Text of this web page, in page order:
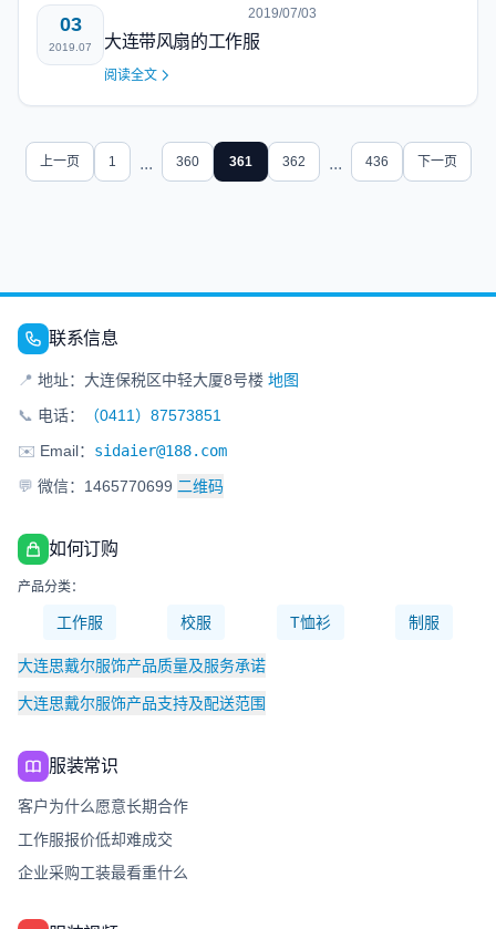
03
2019.07
2019/07/03
大连带风扇的工作服
阅读全文
上一页 1 ... 360 361 362 ... 436 下一页
联系信息
📍 地址：大连保税区中轻大厦8号楼 地图
📞 电话：
（0411）87573851
✉️ Email： sidaier@188.com
💬 微信：1465770699 二维码
如何订购
产品分类：
工作服 校服 T恤衫 制服
大连思戴尔服饰产品质量及服务承诺
大连思戴尔服饰产品支持及配送范围
服装常识
客户为什么愿意长期合作
工作服报价低却难成交
企业采购工装最看重什么